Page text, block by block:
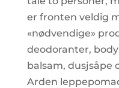
er fronten veldig
«nødvendige»
deodoranter,
balsam, dusjsåpe
Arden